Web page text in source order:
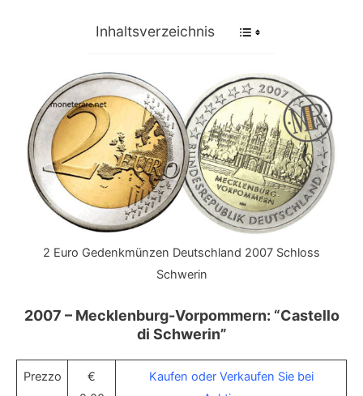
Inhaltsverzeichnis
2 Euro Gedenkmünzen Deutschland 2007 Schloss
Schwerin
2007 – Mecklenburg-Vorpommern: “Castello
di Schwerin”
Prezzo
€
Kaufen oder Verkaufen Sie bei